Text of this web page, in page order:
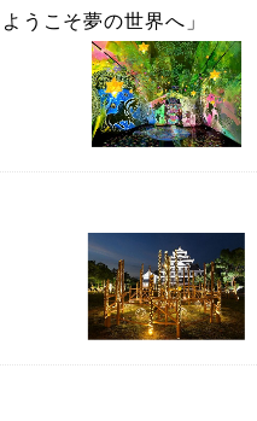
うこそ夢の世界へ」